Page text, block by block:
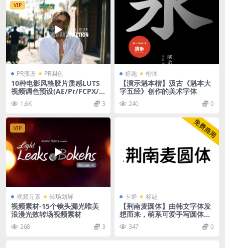
VIP
PR预设 PR调色
10种电影风格胶片质感LUTS
视频调色预设(AE/Pr/FCPX/
达芬奇/PS等)
1.6K 3
标题 楷体
【演示魁本楷】汲古《魁本大
字五经》创作的美术字体
240 0
VIP
视频元素 转场划屏
视频素材-15个镜头漏光唯美
浪漫光效转场视频素材
268 3
卡通 标题
【荆南麦圆体】由韩文字体发
想而来，萌系可爱手写圆体字
347 0